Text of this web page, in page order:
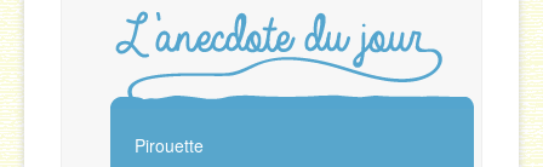
Pirouette